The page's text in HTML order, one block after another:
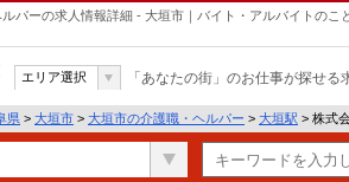
パーの求人情報詳細 - 大垣市｜バイト・アルバイトのこ
エリア選択 「あなたの街」のお仕事が探せる
県 > 大垣市 > 大垣市の介護職・ヘルパー > 大垣駅 > 株式